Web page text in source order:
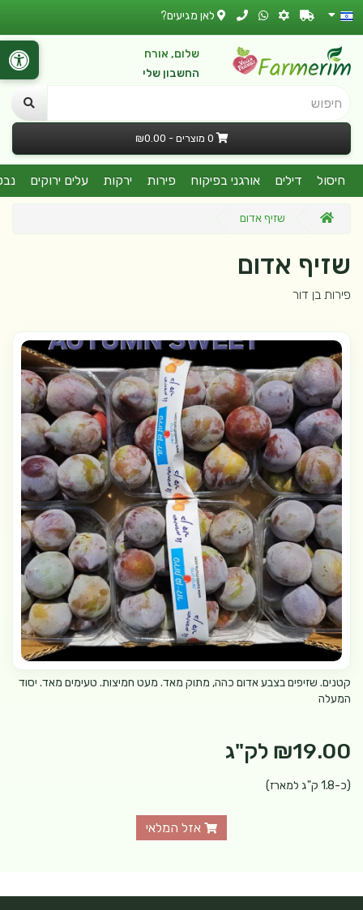
לאן מגיעים?
שלום, אורח
החשבון שלי
חיפוש
0 מוצרים - ₪0.00
חיסול דילים אורגני בפיקוח פירות ירקות עלים ירוקים
שזיף אדום
שזיף אדום
פירות בן דור
קטנים. שזיפים בצבע אדום כהה, מתוק מאד. מעט חמיצות. טעימים מאד. יסוד
המעלה
₪19.00 לק"ג
(כ-1.8 ק"ג למארז)
אזל המלאי